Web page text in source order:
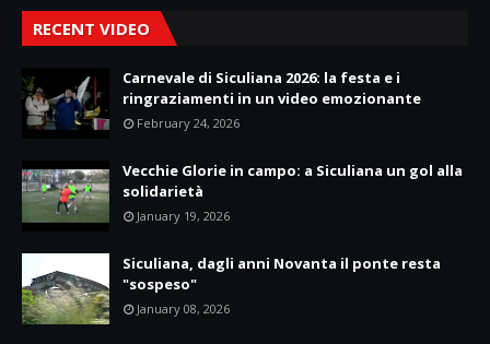
RECENT VIDEO
Carnevale di Siculiana 2026: la festa e i
ringraziamenti in un video emozionante
February 24, 2026
Vecchie Glorie in campo: a Siculiana un gol alla
solidarietà
January 19, 2026
Siculiana, dagli anni Novanta il ponte resta
"sospeso"
January 08, 2026